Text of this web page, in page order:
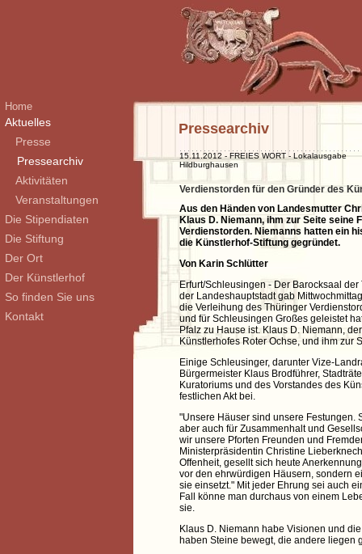
Home
Aktuelles
Presse
Pressearchiv
Aktivitäten
Veranstaltungen
Die Stipendiaten
Die Stiftung
Der Ort
Der Künstlerhof
So finden Sie uns
Kontakt
Pressearchiv
15.11.2012 - FREIES WORT - Lokalausgabe
Hildburghausen
Verdienstorden für den Gründer des
Aus den Händen von Landesmutter
Klaus D. Niemann, ihm zur Seite seine
Verdienstorden. Niemanns hatten ein
die Künstlerhof-Stiftung gegründet.
Von Karin Schlütter
Erfurt/Schleusingen - Der Barocksaal
der Landeshauptstadt gab
die Verleihung des Thüringer
und für Schleusingen Großes geleistet
Pfalz zu Hause ist. Klaus D. Niemann,
Künstlerhofes Roter Ochse, und ihm zur
Einige Schleusinger, darunter Vize-
Bürgermeister Klaus Brodführer,
Kuratoriums und des Vorstandes des
festlichen Akt bei.
"Unsere Häuser sind unsere Festungen.
aber auch für Zusammenhalt und
wir unsere Pforten Freunden und
Ministerpräsidentin Christine
Offenheit, gesellt sich heute
vor den ehrwürdigen Häusern, sondern
sie einsetzt." Mit jeder Ehrung sei auch
Fall könne man durchaus von einem
sie.
Klaus D. Niemann habe Visionen und
haben Steine bewegt, die andere liegen